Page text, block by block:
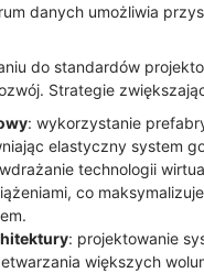
danych umożliwia
do standardów
Strategie
: wykorzystanie
elastyczny system
technologii
co
: projektowanie
większych